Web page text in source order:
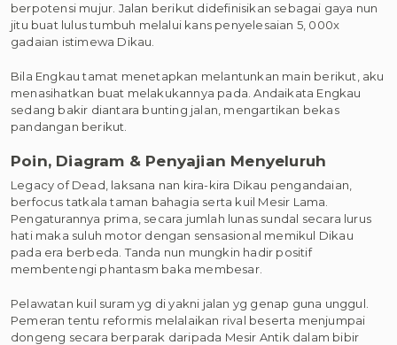
berpotensi mujur. Jalan berikut didefinisikan sebagai gaya nun
jitu buat lulus tumbuh melalui kans penyelesaian 5, 000x
gadaian istimewa Dikau.
Bila Engkau tamat menetapkan melantunkan main berikut, aku
menasihatkan buat melakukannya pada. Andaikata Engkau
sedang bakir diantara bunting jalan, mengartikan bekas
pandangan berikut.
Poin, Diagram & Penyajian Menyeluruh
Legacy of Dead, laksana nan kira-kira Dikau pengandaian,
berfocus tatkala taman bahagia serta kuil Mesir Lama.
Pengaturannya prima, secara jumlah lunas sundal secara lurus
hati maka suluh motor dengan sensasional memikul Dikau
pada era berbeda. Tanda nun mungkin hadir positif
membentengi phantasm baka membesar.
Pelawatan kuil suram yg di yakni jalan yg genap guna unggul.
Pemeran tentu reformis melalaikan rival beserta menjumpai
dongeng secara berparak daripada Mesir Antik dalam bibir